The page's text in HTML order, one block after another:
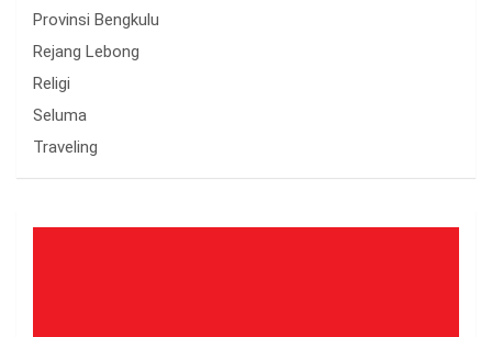
Provinsi Bengkulu
Rejang Lebong
Religi
Seluma
Traveling